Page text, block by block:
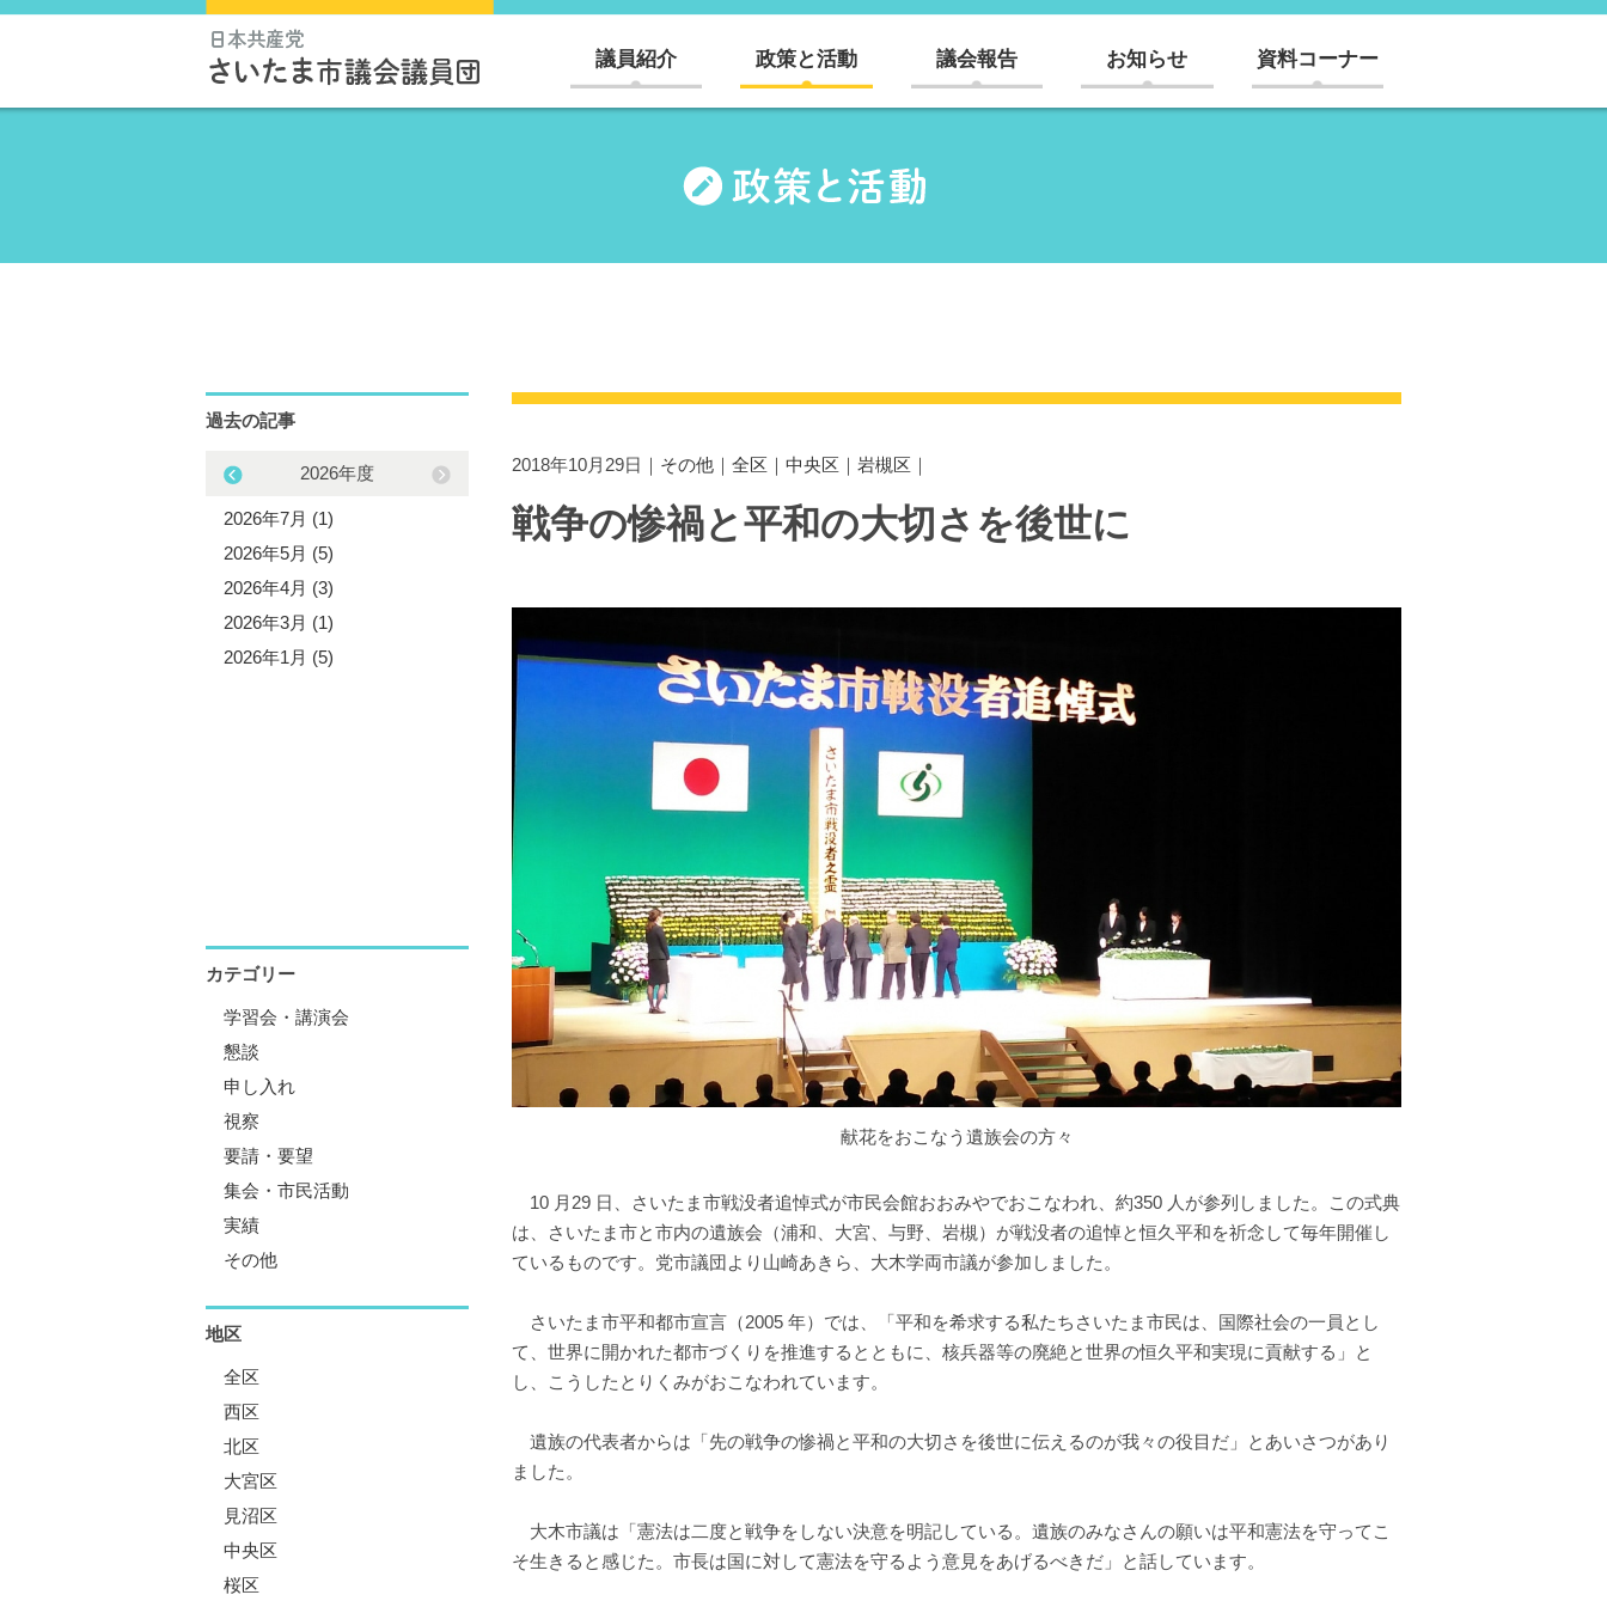
議員紹介 政策と活動 議会報告 お知らせ 資料コーナー
2018年10月29日｜ その他 ｜ 全区 ｜ 中央区 ｜ 岩槻区 ｜
戦争の惨禍と平和の大切さを後世に
献花をおこなう遺族会の方々
10 月29 日、さいたま市戦没者追悼式が市民会館おおみやでおこなわれ、約350 人が参列しました。この式典
は、さいたま市と市内の遺族会（浦和、大宮、与野、岩槻）が戦没者の追悼と恒久平和を祈念して毎年開催し
ているものです。党市議団より山崎あきら、大木学両市議が参加しました。
さいたま市平和都市宣言（2005 年）では、「平和を希求する私たちさいたま市民は、国際社会の一員とし
て、世界に開かれた都市づくりを推進するとともに、核兵器等の廃絶と世界の恒久平和実現に貢献する」と
し、こうしたとりくみがおこなわれています。
遺族の代表者からは「先の戦争の惨禍と平和の大切さを後世に伝えるのが我々の役目だ」とあいさつがあり
ました。
大木市議は「憲法は二度と戦争をしない決意を明記している。遺族のみなさんの願いは平和憲法を守ってこ
そ生きると感じた。市長は国に対して憲法を守るよう意見をあげるべきだ」と話しています。
過去の記事
2026年度
2026年7月 (1)
2026年5月 (5)
2026年4月 (3)
2026年3月 (1)
2026年1月 (5)
カテゴリー
学習会・講演会
懇談
申し入れ
視察
要請・要望
集会・市民活動
実績
その他
地区
全区
西区
北区
大宮区
見沼区
中央区
桜区